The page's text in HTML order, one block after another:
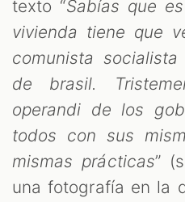
texto “Sabías que
vivienda tiene que
comunista
de brasil.
operandi de los
todos con sus
mismas prácticas”
una fotografía en la